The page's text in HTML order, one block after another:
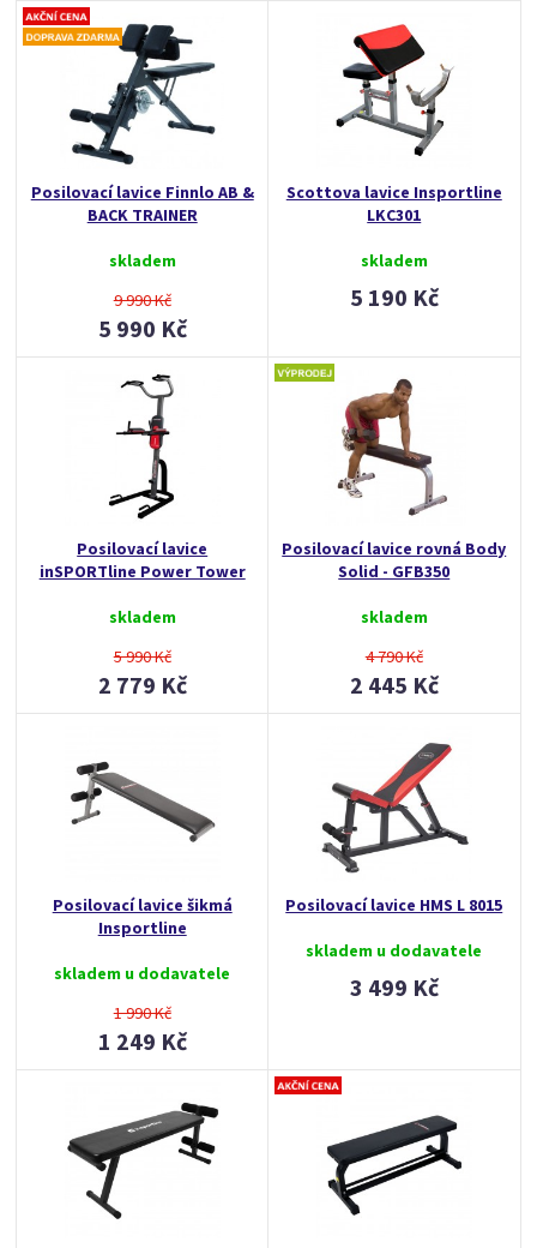
Posilovací lavice Finnlo AB &
BACK TRAINER
skladem
9 990 Kč
5 990 Kč
Scottova lavice Insportline
LKC301
skladem
5 190 Kč
Posilovací lavice
inSPORTline Power Tower
skladem
5 990 Kč
2 779 Kč
Posilovací lavice rovná Body
Solid - GFB350
skladem
4 790 Kč
2 445 Kč
Posilovací lavice šikmá
Insportline
skladem u dodavatele
1 990 Kč
1 249 Kč
Posilovací lavice HMS L 8015
skladem u dodavatele
3 499 Kč